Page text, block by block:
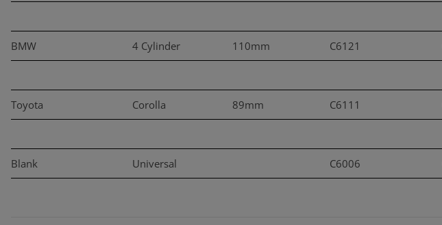
BMW 4 Cylinder 110mm C6121
Toyota Corolla 89mm C6111
Blank Universal C6006